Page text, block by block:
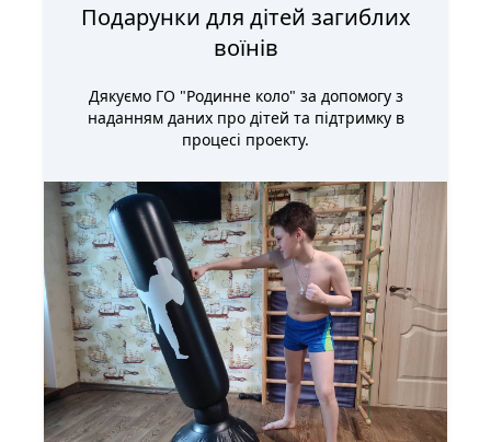
Подарунки для дітей загиблих
воїнів
Дякуємо ГО "Родинне коло" за допомогу з
наданням даних про дітей та підтримку в
процесі проекту.